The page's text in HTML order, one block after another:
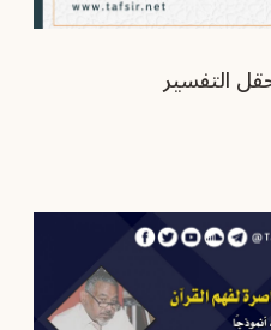
التفسير